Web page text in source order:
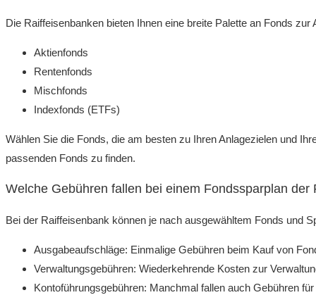
Die Raiffeisenbanken bieten Ihnen eine breite Palette an Fonds zur
Aktienfonds
Rentenfonds
Mischfonds
Indexfonds (ETFs)
Wählen Sie die Fonds, die am besten zu Ihren Anlagezielen und
passenden Fonds zu finden.
Welche Gebühren fallen bei einem Fondssparplan der
Bei der Raiffeisenbank können je nach ausgewähltem Fonds und
Ausgabeaufschläge: Einmalige Gebühren beim Kauf von
Verwaltungsgebühren: Wiederkehrende Kosten zur
Kontoführungsgebühren: Manchmal fallen auch Gebühren